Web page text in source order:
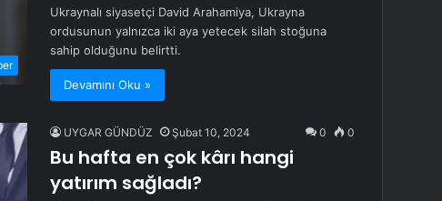
Ukraynalı siyasetçi David Arahamiya, Ukrayna
ordusunun yalnızca iki aya yetecek silah stoğuna
sahip olduğunu belirtti.
Devamını Oku »
UYGAR GÜNDÜZ Şubat 10, 2024 0 0
Bu hafta en çok kârı hangi
yatırım sağladı?